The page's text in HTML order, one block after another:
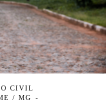
CIVIL
/ MG